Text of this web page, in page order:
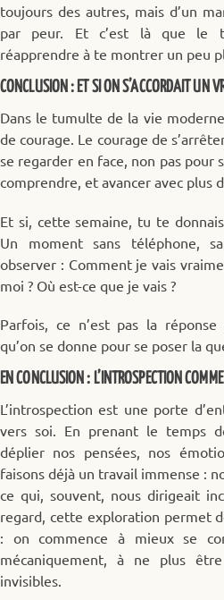
toujours des autres, mais d’un
par peur. Et c’est là que le
réapprendre à te montrer un peu
CONCLUSION : ET SI ON S’ACCORDAIT UN
Dans le tumulte de la vie
de courage. Le courage de
se regarder en face, non pas pour
comprendre, et avancer avec plus
Et si, cette semaine, tu te
Un moment sans téléphone,
observer : Comment je vais
moi ? Où est-ce que je vais ?
Parfois, ce n’est pas la réponse
qu’on se donne pour se poser la
EN CONCLUSION : L’INTROSPECTION
L’introspection est une porte
vers soi. En prenant le temps
déplier nos pensées, nos
faisons déjà un travail immense :
ce qui, souvent, nous dirigeait
regard, cette exploration permet
: on commence à mieux se
mécaniquement, à ne plus
invisibles.